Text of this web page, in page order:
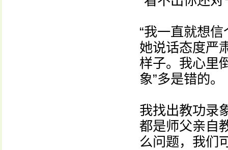
“我一直就想
她说话态度严
样子。我心里
象”多是错的。
我找出教功录
都是师父亲自
么问题，我们